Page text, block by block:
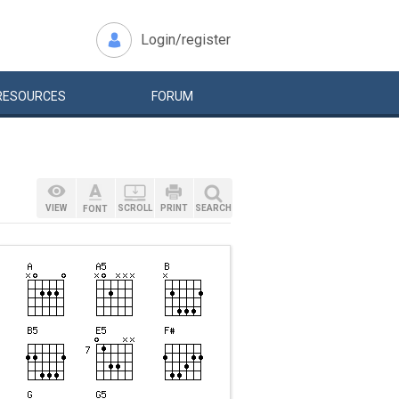
Login/register
FORUM
VIEW FONT SCROLL PRINT SEARCH